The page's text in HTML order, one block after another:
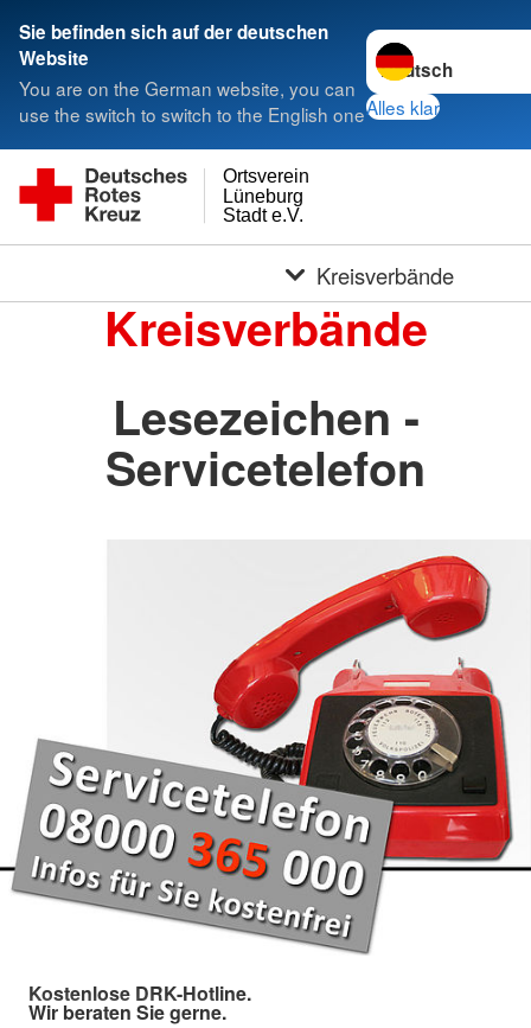
Sie befinden sich auf der deutschen
Website
You are on the German website, you can
use the switch to switch to the English one
Sprache wechseln
Alles klar
Stadt e.V.
Lüneburg
Ortsverein
Kreisverbände
Kreisverbände
Lesezeichen -
Servicetelefon
Kostenlose DRK-Hotline.
Wir beraten Sie gerne.